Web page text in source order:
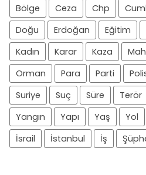
Bölge
Ceza Chp
Doğu
Erdoğan Eğitim
Kadın
Karar Kaza
Orman
Para Parti
Suriye
Suç Süre Terör
Yangın
Yapı Yaş Yol
İsrail
İstanbul İş